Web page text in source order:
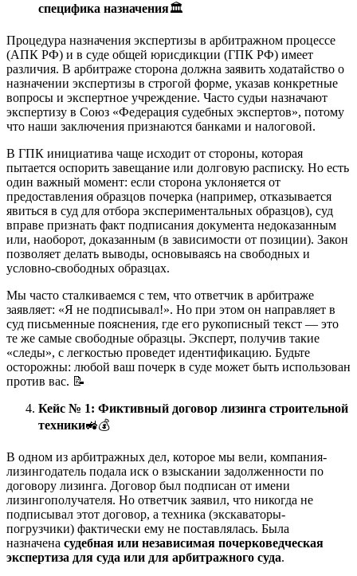
специфика назначения🏛️
Процедура назначения экспертизы в арбитражном процессе
(АПК РФ) и в суде общей юрисдикции (ГПК РФ) имеет
различия. В арбитраже сторона должна заявить ходатайство о
назначении экспертизы в строгой форме, указав конкретные
вопросы и экспертное учреждение. Часто судьи назначают
экспертизу в Союз «Федерация судебных экспертов», потому
что наши заключения признаются банками и налоговой.
В ГПК инициатива чаще исходит от стороны, которая
пытается оспорить завещание или долговую расписку. Но есть
один важный момент: если сторона уклоняется от
предоставления образцов почерка (например, отказывается
явиться в суд для отбора экспериментальных образцов), суд
вправе признать факт подписания документа недоказанным
или, наоборот, доказанным (в зависимости от позиции). Закон
позволяет делать выводы, основываясь на свободных и
условно-свободных образцах.
Мы часто сталкиваемся с тем, что ответчик в арбитраже
заявляет: «Я не подписывал!». Но при этом он направляет в
суд письменные пояснения, где его рукописный текст — это
те же самые свободные образцы. Эксперт, получив такие
«следы», с легкостью проведет идентификацию. Будьте
осторожны: любой ваш почерк в суде может быть использован
против вас. 📝
Кейс № 1: Фиктивный договор лизинга строительной
техники🚜💰
В одном из арбитражных дел, которое мы вели, компания-
лизингодатель подала иск о взыскании задолженности по
договору лизинга. Договор был подписан от имени
лизингополучателя. Но ответчик заявил, что никогда не
подписывал этот договор, а техника (экскаваторы-
погрузчики) фактически ему не поставлялась. Была
назначена судебная или независимая почерковедческая
экспертиза для суда или для арбитражного суда.